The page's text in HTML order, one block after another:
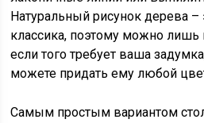
Натуральный рисунок дерева –
классика, поэтому можно
если того требует ваша
можете придать ему любой
Самым простым вариантом